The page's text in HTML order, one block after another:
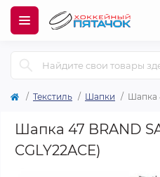
Текстиль Шапки Шапка
Шапка 47 BRAND
CGLY22ACE)